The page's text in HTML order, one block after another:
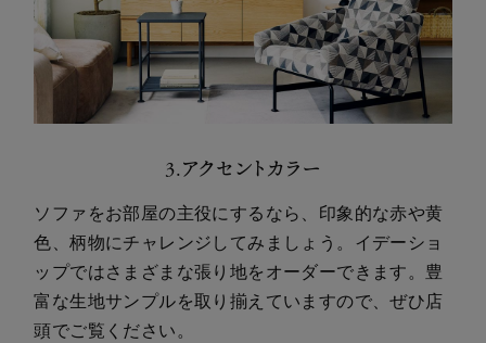
3.アクセントカラー
ソファをお部屋の主役にするなら、印象的な赤や黄
色、柄物にチャレンジしてみましょう。イデーショ
ップではさまざまな張り地をオーダーできます。豊
富な生地サンプルを取り揃えていますので、ぜひ店
頭でご覧ください。